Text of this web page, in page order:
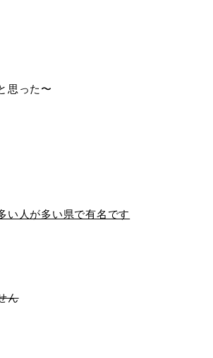
思った〜
い人が多い県で有名です
ん